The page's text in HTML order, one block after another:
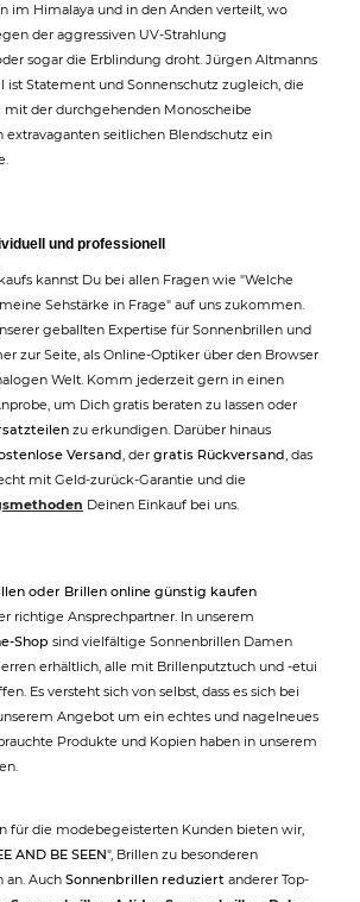
im Himalaya und in den Anden verteilt, wo
der aggressiven UV-Strahlung
sogar die Erblindung droht. Jürgen Altmanns
Statement und Sonnenschutz zugleich, die
mit der durchgehenden Monoscheibe
seitlichen Blendschutz ein
und professionell
kannst Du bei allen Fragen wie "Welche
Sehstärke in Frage" auf uns zukommen.
geballten Expertise für Sonnenbrillen und
zur Seite, als Online-Optiker über den Browser
Welt. Komm jederzeit gern in einen
um Dich gratis beraten zu lassen oder
zu erkundigen. Darüber hinaus
Versand, der gratis Rückversand, das
mit Geld-zurück-Garantie und die
Deinen Einkauf bei uns.
oder Brillen online günstig kaufen
richtige Ansprechpartner. In unserem
Shop sind vielfältige Sonnenbrillen Damen
erhältlich, alle mit Brillenputztuch und -etui
Es versteht sich von selbst, dass es sich bei
Angebot um ein echtes und nagelneues
Produkte und Kopien haben in unserem
für die modebegeisterten Kunden bieten wir,
AND BE SEEN", Brillen zu besonderen
an. Auch Sonnenbrillen reduziert anderer Top-